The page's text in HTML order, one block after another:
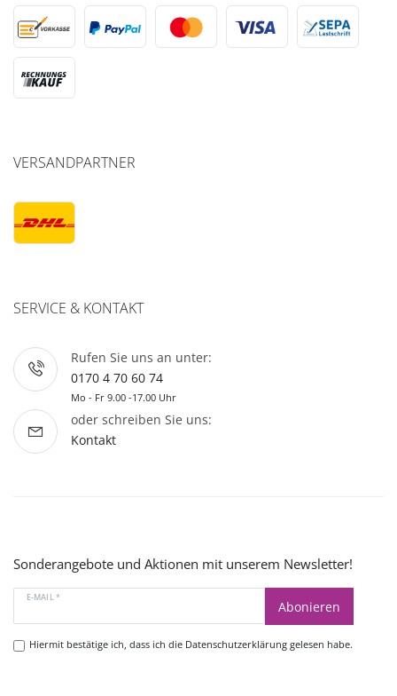
VERSANDPARTNER
SERVICE & KONTAKT
Rufen Sie uns an unter:
0170 4 70 60 74
Mo - Fr 9.00 -17.00 Uhr
oder schreiben Sie uns:
Kontakt
Sonderangebote und Aktionen mit unserem Newsletter!
E-MAIL *
Abonieren
Hiermit bestätige ich, dass ich die Datenschutzerklärunggelesen habe.